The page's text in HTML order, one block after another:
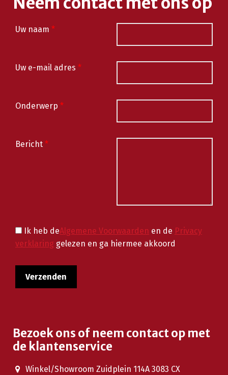
Uw naam *
Uw e-mail adres *
Onderwerp *
Bericht *
Ik heb deAlgemene Voorwaarden en de Privacy
verklaring gelezen en ga hiermee akkoord
Bezoek ons of neem contact op met
de klantenservice
Winkel/Showroom Zuidplein 114A 3083 CX